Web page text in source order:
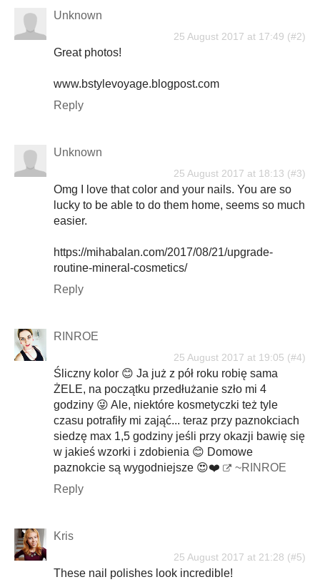
Unknown
25 August 2017 at 17:49
Great photos!
www.bstylevoyage.blogpost.com
Reply
Unknown
25 August 2017 at 18:13
Omg I love that color and your nails. You are so
lucky to be able to do them home, seems so much
easier.
https://mihabalan.com/2017/08/21/upgrade-
routine-mineral-cosmetics/
Reply
RINROE
25 August 2017 at 19:05
Śliczny kolor 😊 Ja już z pół roku robię sama
ŻELE, na początku przedłużanie szło mi 4
godziny 😜 Ale, niektóre kosmetyczki też tyle
czasu potrafiły mi zająć... teraz przy paznokciach
siedzę max 1,5 godziny jeśli przy okazji bawię się
w jakieś wzorki i zdobienia 😊 Domowe
paznokcie są wygodniejsze 😍❤️
~RINROE
Reply
Kris
25 August 2017 at 21:28
These nail polishes look incredible!